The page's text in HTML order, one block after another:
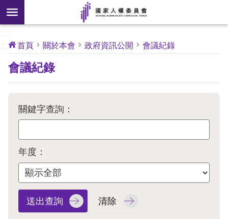
前往主要內容區塊
搜
尋
開
核
心
人
權
關
於
本
會
最
:::
首頁 關於本會 政府資訊公開 會議紀錄
會議紀錄
關鍵字查詢：
年度：